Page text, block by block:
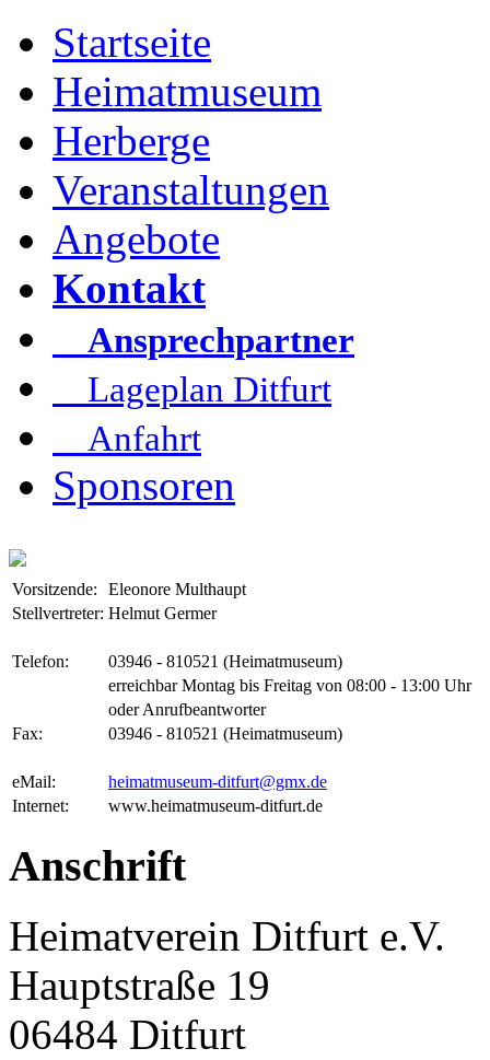
Startseite
Heimatmuseum
Herberge
Veranstaltungen
Angebote
Kontakt
Ansprechpartner
Lageplan Ditfurt
Anfahrt
Sponsoren
Vorsitzende:
Eleonore Multhaupt
Stellvertreter: Helmut Germer
Telefon:
03946 - 810521 (Heimatmuseum)
erreichbar Montag bis Freitag von 08:00 - 13:00 Uhr
oder Anrufbeantworter
Fax:
03946 - 810521 (Heimatmuseum)
eMail:
heimatmuseum-ditfurt@gmx.de
Internet:
www.heimatmuseum-ditfurt.de
Anschrift
Heimatverein Ditfurt e.V.
Hauptstraße 19
06484 Ditfurt